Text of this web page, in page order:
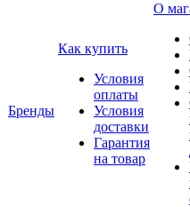
Бренды
Как купить
Условия
оплаты
Условия
доставки
Гарантия
на товар
О